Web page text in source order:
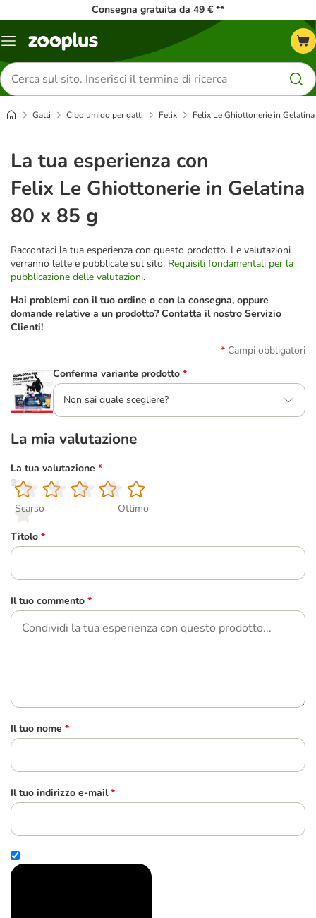
Consegna gratuita da 49 € **
Overview
Cerca
prodotti
Gatti Cibo umido per gatti Felix Felix Le Ghiottonerie in
La tua esperienza con
Felix Le Ghiottonerie in Gelatina
80 x 85 g
Raccontaci la tua esperienza con questo prodotto. Le valutazioni
verranno lette e pubblicate sul sito. Requisiti fondamentali per la
pubblicazione delle valutazioni.
Hai problemi con il tuo ordine o con la consegna, oppure
domande relative a un prodotto? Contatta il nostro Servizio
Clienti!
Campi obbligatori
Conferma variante prodotto *
Non sai quale scegliere?
La mia valutazione
La tua valutazione *
1
Scarso
2
3
4
5
Ottimo
Titolo *
Il tuo commento *
Il tuo nome *
Il tuo indirizzo e-mail *